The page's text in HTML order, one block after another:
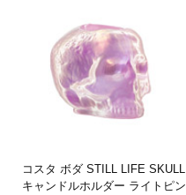
コスタ ボダ STILL LIFE SKULL
キャンドルホルダー ライトピン